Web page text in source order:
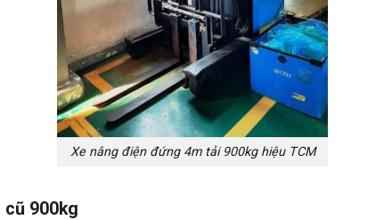
Xe nâng điện đứng 4m tải 900kg hiệu TCM
cũ 900kg